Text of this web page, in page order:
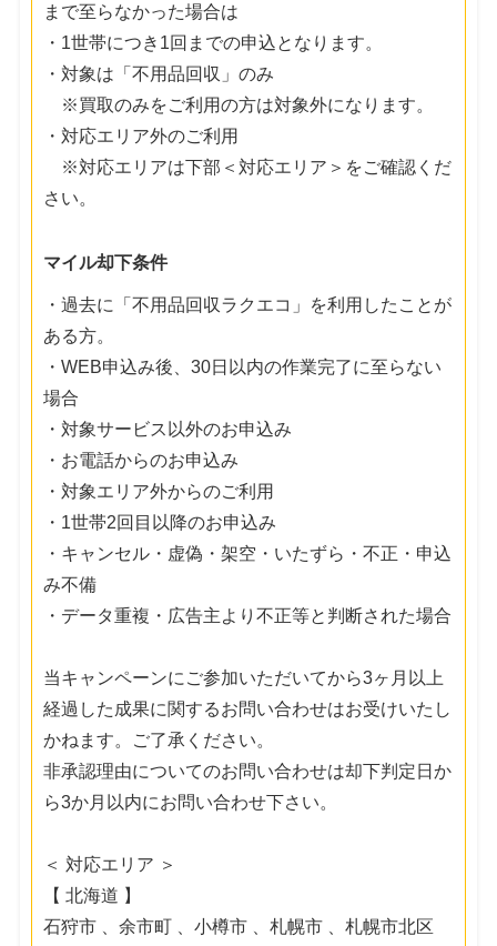
まで至らなかった場合は
・1世帯につき1回までの申込となります。
・対象は「不用品回収」のみ
※買取のみをご利用の方は対象外になります。
・対応エリア外のご利用
※対応エリアは下部＜対応エリア＞をご確認くだ
さい。
マイル却下条件
・過去に「不用品回収ラクエコ」を利用したことが
ある方。
・WEB申込み後、30日以内の作業完了に至らない
場合
・対象サービス以外のお申込み
・お電話からのお申込み
・対象エリア外からのご利用
・1世帯2回目以降のお申込み
・キャンセル・虚偽・架空・いたずら・不正・申込
み不備
・データ重複・広告主より不正等と判断された場合
当キャンペーンにご参加いただいてから3ヶ月以上
経過した成果に関するお問い合わせはお受けいたし
かねます。ご了承ください。
非承認理由についてのお問い合わせは却下判定日か
ら3か月以内にお問い合わせ下さい。
＜ 対応エリア ＞
【 北海道 】
石狩市 、余市町 、小樽市 、札幌市 、札幌市北区